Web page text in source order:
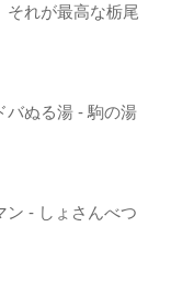
それが最高な栃尾
バぬる湯 - 駒の湯
ン - しょさんべつ